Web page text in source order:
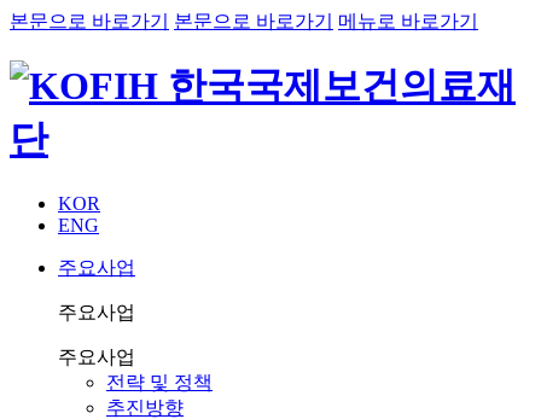
본문으로 바로가기 본문으로 바로가기 메뉴로 바로가기
KOR
ENG
주요사업
주요사업
주요사업
전략 및 정책
추진방향